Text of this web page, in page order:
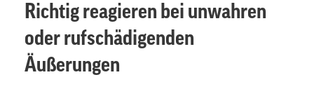
Richtig reagieren bei unwahren
oder rufschädigenden
Äußerungen